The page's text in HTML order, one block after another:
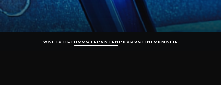
WAT IS HET HOOGTEPUNTEN PRODUCTINFORMATIE